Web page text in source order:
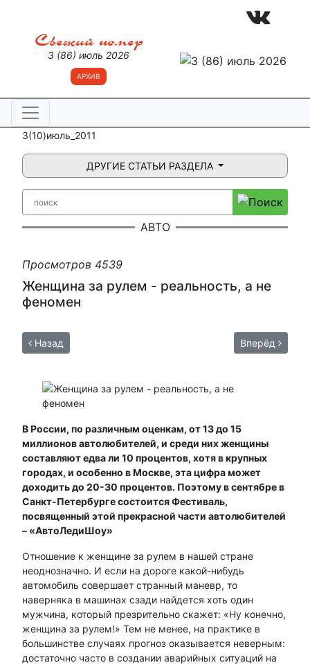
Свежий номер
3 (86) июль 2026
АРХИВ
3(10)июль_2011
ДРУГИЕ СТАТЬИ РАЗДЕЛА
АВТО
Просмотров 4539
Женщина за рулем - реальность, а не
феномен
Назад Вперёд
В России, по различным оценкам, от 13 до 15
миллионов автолюбителей, и среди них женщины
составляют едва ли 10 процентов, хотя в крупных
городах, и особенно в Москве, эта цифра может
доходить до 20-30 процентов. Поэтому в сентябре в
Санкт-Петербурге состоится Фестиваль,
посвященный этой прекрасной части автолюбителей
– «АвтоЛедиШоу»
Отношение к женщине за рулем в нашей стране
неоднозначно. И если на дороге какой-нибудь
автомобиль совершает странный маневр, то
наверняка в машинах сзади найдется хоть один
мужчина, который презрительно скажет: «Ну конечно,
женщина за рулем!» Тем не менее, на практике в
большинстве случаях прогноз оказывается неверным:
достаточно часто в создании аварийных ситуаций на